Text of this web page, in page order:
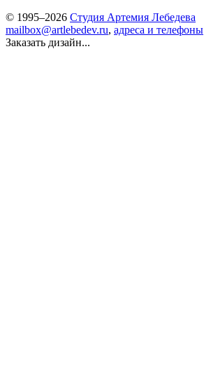
© 1995–2026 Студия Артемия Лебедева
mailbox@artlebedev.ru, адреса и телефоны
Заказать дизайн...